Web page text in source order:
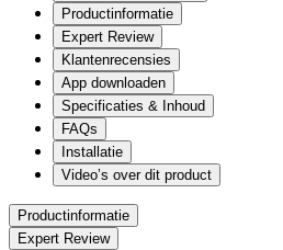
Productinformatie
Expert Review
Klantenrecensies
App downloaden
Specificaties & Inhoud
FAQs
Installatie
Video’s over dit product
Productinformatie
Expert Review